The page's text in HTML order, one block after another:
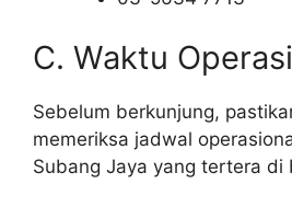
C. Waktu
Sebelum berkunjung,
memeriksa jadwal
Subang Jaya yang tertera di